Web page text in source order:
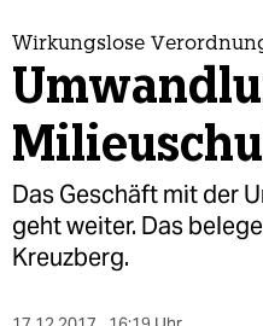
Wirkungslose
Das Geschäft mit der
geht weiter. Das
Kreuzberg.